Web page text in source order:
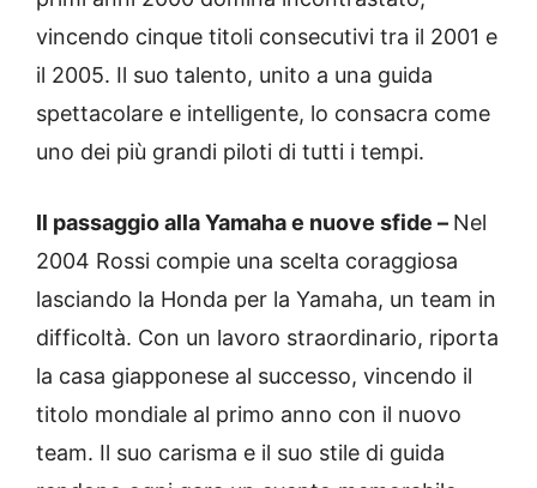
vincendo cinque titoli consecutivi tra il 2001 e
il 2005. Il suo talento, unito a una guida
spettacolare e intelligente, lo consacra come
uno dei più grandi piloti di tutti i tempi.
Il passaggio alla Yamaha e nuove sfide – Nel
2004 Rossi compie una scelta coraggiosa
lasciando la Honda per la Yamaha, un team in
difficoltà. Con un lavoro straordinario, riporta
la casa giapponese al successo, vincendo il
titolo mondiale al primo anno con il nuovo
team. Il suo carisma e il suo stile di guida